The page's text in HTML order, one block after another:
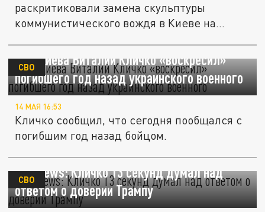
раскритиковали замена скульптуры
коммунистического вождя в Киеве на
Мэр Киева Виталий Кличко «воскресил»
погибшего год назад украинского военного
СВО
14 МАЯ 16:53
Кличко сообщил, что сегодня пообщался с
погибшим год назад бойцом.
Sky News: Кличко 13 секунд думал над
ответом о доверии Трампу
СВО